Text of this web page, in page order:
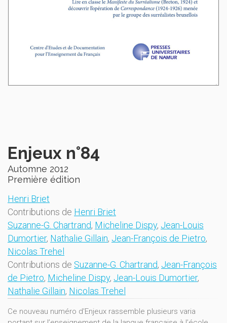
Enjeux n°84
Automne 2012
Première édition
Henri Briet
Contributions de Henri Briet
Suzanne-G. Chartrand, Micheline Dispy, Jean-Louis
Dumortier, Nathalie Gillain, Jean-François de Pietro,
Nicolas Trehel
Contributions de Suzanne-G. Chartrand, Jean-François
de Pietro, Micheline Dispy, Jean-Louis Dumortier,
Nathalie Gillain, Nicolas Trehel
Ce nouveau numéro d'Enjeux rassemble plusieurs varia